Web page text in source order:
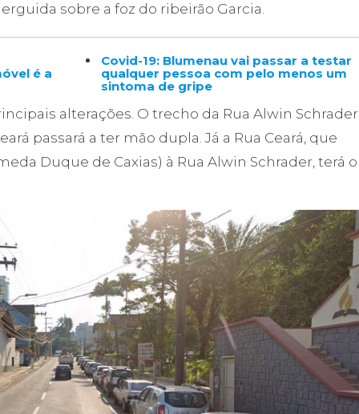
sobre a foz do ribeirão Garcia.
é a
Covid-19: Blumenau vai passar a testar
qualquer pessoa com pelo menos um
sintoma de gripe
alterações. O trecho da Rua Alwin Schrader
passará a ter mão dupla. Já a Rua Ceará, que
Duque de Caxias) à Rua Alwin Schrader, terá o